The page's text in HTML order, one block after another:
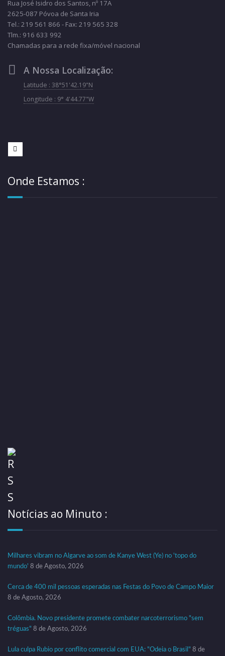
Rua José Isidro dos Santos, nº 17A
2625-087 Póvoa de Santa Iria
Tel.: 219 561 866 - Fax: 219 565 328
Tlm.: 916 633 992
Chamadas para a rede fixa/móvel nacional
A Nossa Localização:
Latitude : 38°51'42.19"N
Longitude : 9° 4'44.77"W
Onde Estamos :
Notícias ao Minuto :
Milhares vibram no Algarve ao som de Kanye West (Ye) no 'topo do
mundo' 8 de Agosto, 2026
Cerca de 400 mil pessoas esperadas nas Festas do Povo de Campo Maior
8 de Agosto, 2026
Colômbia. Novo presidente promete combater narcoterrorismo "sem
tréguas" 8 de Agosto, 2026
Lula culpa Rubio por conflito comercial com EUA: "Odeia o Brasil" 8 de